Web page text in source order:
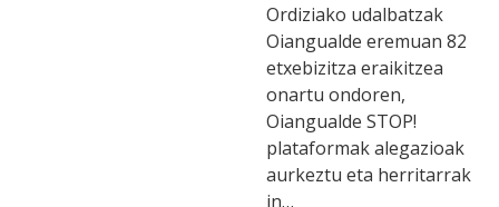
Ordiziako udalbatzak
Oiangualde eremuan 82
etxebizitza eraikitzea
onartu ondoren,
Oiangualde STOP!
plataformak alegazioak
aurkeztu eta herritarrak
in…